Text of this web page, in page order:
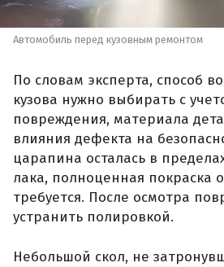
Автомобиль перед кузовным ремонтом
По словам эксперта, способ
кузова нужно выбирать с
повреждения, материала
влияния дефекта на
царапина осталась в
лака, полноценная покраска
требуется. После осмотра
устранить полировкой.
Небольшой скол, не